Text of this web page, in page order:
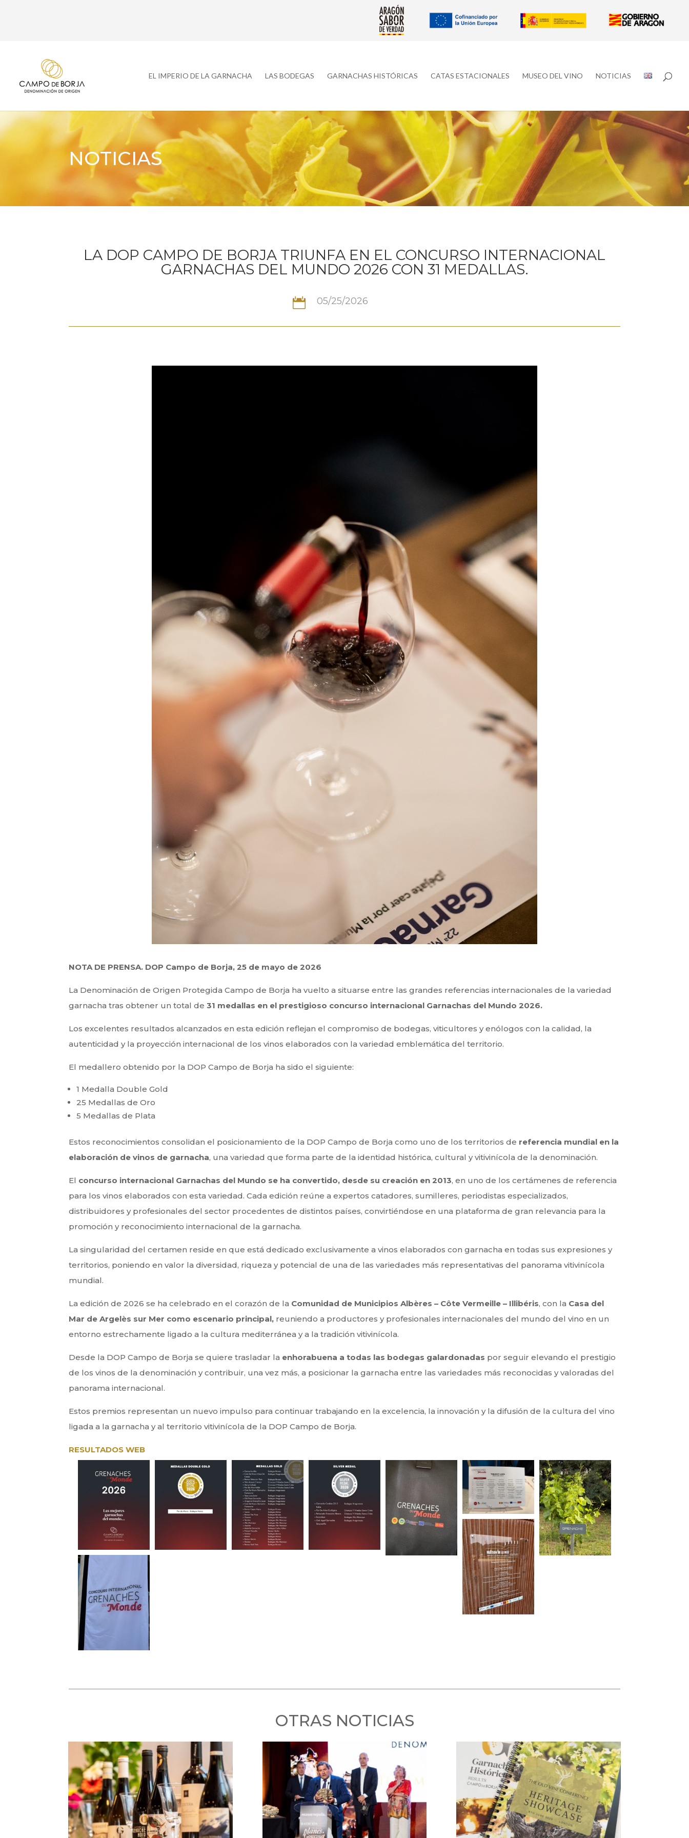
EL IMPERIO DE LA GARNACHA LAS BODEGAS GARNACHAS HISTÓRICAS CATAS ESTACIONALES MUSEO DEL VINO NOTICIAS
NOTICIAS
LA DOP CAMPO DE BORJA TRIUNFA EN EL CONCURSO INTERNACIONAL
GARNACHAS DEL MUNDO 2026 CON 31 MEDALLAS.
 05/25/2026
NOTA DE PRENSA. DOP Campo de Borja, 25 de mayo de 2026
La Denominación de Origen Protegida Campo de Borja ha vuelto a situarse entre las grandes referencias internacionales de la variedad
garnacha tras obtener un total de31 medallas en el prestigioso concurso internacional Garnachas del Mundo 2026.
Los excelentes resultados alcanzados en esta edición reflejan el compromiso de bodegas, viticultores y enólogos con la calidad, la
autenticidad y la proyección internacional de los vinos elaborados con la variedad emblemática del territorio.
El medallero obtenido por la DOP Campo de Borja ha sido el siguiente:
1 Medalla Double Gold
25 Medallas de Oro
5 Medallas de Plata
Estos reconocimientos consolidan el posicionamiento de la DOP Campo de Borja como uno de los territorios de referencia mundial en la
elaboración de vinos de garnacha, una variedad que forma parte de la identidad histórica, cultural y vitivinícola de la denominación.
El concurso internacional Garnachas del Mundo se ha convertido, desde su creación en 2013, en uno de los certámenes de referencia
para los vinos elaborados con esta variedad. Cada edición reúne a expertos catadores, sumilleres, periodistas especializados,
distribuidores y profesionales del sector procedentes de distintos países, convirtiéndose en una plataforma de gran relevancia para la
promoción y reconocimiento internacional de la garnacha.
La singularidad del certamen reside en que está dedicado exclusivamente a vinos elaborados con garnacha en todas sus expresiones y
territorios, poniendo en valor la diversidad, riqueza y potencial de una de las variedades más representativas del panorama vitivinícola
mundial.
La edición de 2026 se ha celebrado en el corazón de la Comunidad de Municipios Albères – Côte Vermeille – Illibéris, con la Casa del
Mar de Argelès sur Mer como escenario principal, reuniendo a productores y profesionales internacionales del mundo del vino en un
entorno estrechamente ligado a la cultura mediterránea y a la tradición vitivinícola.
Desde la DOP Campo de Borja se quiere trasladar la enhorabuena a todas las bodegas galardonadas por seguir elevando el prestigio
de los vinos de la denominación y contribuir, una vez más, a posicionar la garnacha entre las variedades más reconocidas y valoradas del
panorama internacional.
Estos premios representan un nuevo impulso para continuar trabajando en la excelencia, la innovación y la difusión de la cultura del vino
ligada a la garnacha y al territorio vitivinícola de la DOP Campo de Borja.
RESULTADOS WEB
OTRAS NOTICIAS